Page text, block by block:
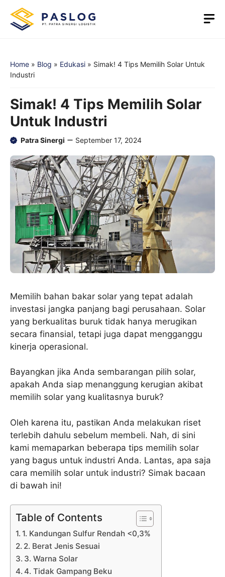
content
Home » Blog » Edukasi » Simak! 4 Tips Memilih Solar Untuk
Industri
Simak! 4 Tips Memilih Solar
Untuk Industri
Patra Sinergi September 17, 2024
Memilih bahan bakar solar yang tepat adalah
investasi jangka panjang bagi perusahaan. Solar
yang berkualitas buruk tidak hanya merugikan
secara finansial, tetapi juga dapat mengganggu
kinerja operasional.
Bayangkan jika Anda sembarangan pilih solar,
apakah Anda siap menanggung kerugian akibat
memilih solar yang kualitasnya buruk?
Oleh karena itu, pastikan Anda melakukan riset
terlebih dahulu sebelum membeli. Nah, di sini
kami memaparkan beberapa tips memilih solar
yang bagus untuk industri Anda. Lantas, apa saja
cara memilih solar untuk industri? Simak bacaan
di bawah ini!
Table of Contents
1. Kandungan Sulfur Rendah <0,3%
2. Berat Jenis Sesuai
3. Warna Solar
4. Tidak Gampang Beku